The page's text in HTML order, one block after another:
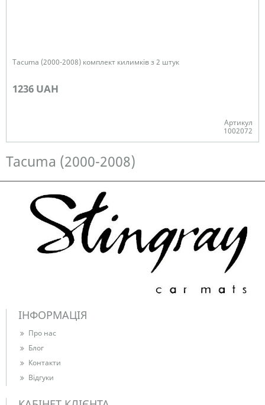
Tacuma (2000-2008) комплект килимків з 2 штук
1236 UAH
Артикул
1002072
Tacuma (2000-2008)
ІНФОРМАЦІЯ
Про нас
Блог
Контакти
Відгуки